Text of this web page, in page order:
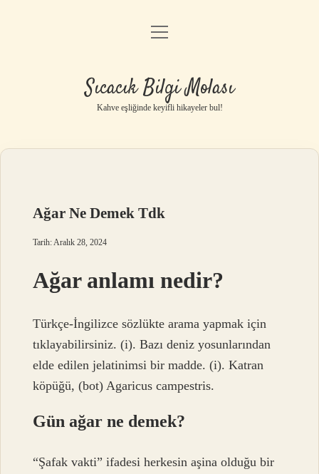
Anasayfa
Yasal Uyarı
menüyü
Sıcacık Bilgi Molası
Kahve eşliğinde keyifli hikayeler bul!
Ağar Ne Demek Tdk
Tarih: Aralık 28, 2024
Ağar anlamı nedir?
Türkçe-İngilizce sözlükte arama yapmak için
tıklayabilirsiniz. (i). Bazı deniz yosunlarından
elde edilen jelatinimsi bir madde. (i). Katran
köpüğü, (bot) Agaricus campestris.
Gün ağar ne demek?
“Şafak vakti” ifadesi herkesin aşina olduğu bir